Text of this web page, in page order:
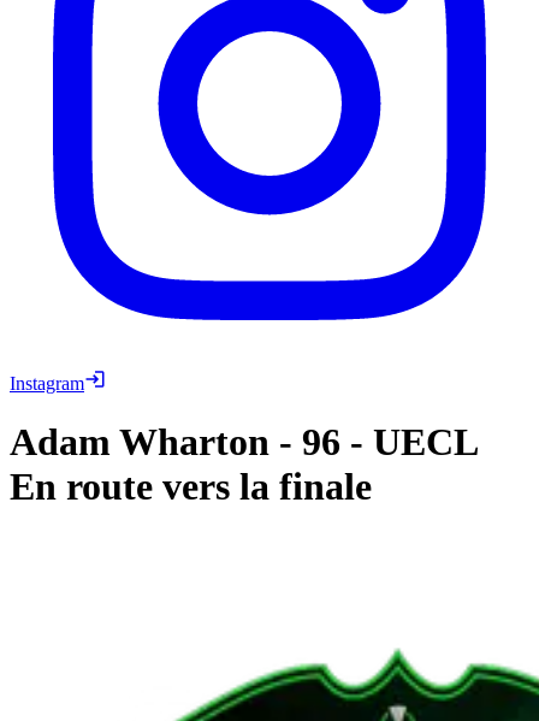
Instagram
Adam Wharton - 96 - UECL
En route vers la finale